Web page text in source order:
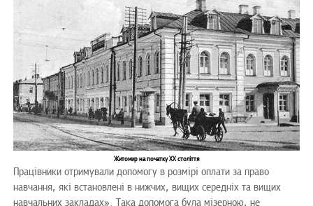
Житомир на початку ХХ століття
Працівники отримували допомогу в розмірі оплати за право
навчання, які встановлені в нижчих, вищих середніх та вищих
навчальних закладах». Така допомога була мізерною, не